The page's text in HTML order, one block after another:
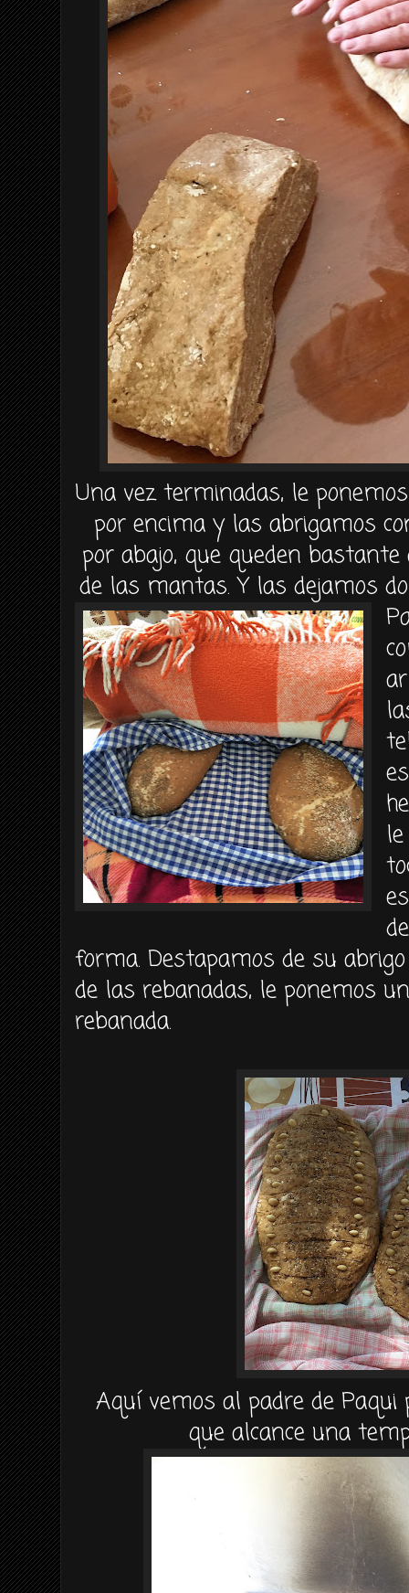
Una vez terminadas, le
por encima y las abrigamos
por abajo, que queden
de las mantas. Y las dejamos
le
forma. Destapamos de su
de las rebanadas, le ponemos
rebanada.
Aquí vemos al padre de Paqui
que alcance una